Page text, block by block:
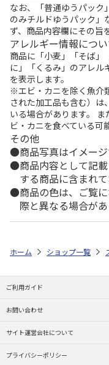
なお、「普通ゆうパック
のみチルドゆうパック」
ず、商品内容欄にその旨
アレルギー情報につ
商品に「小麦」「そば」
に」「くるみ」のアレル
を表示します。
※エビ・カニを除く魚介
された加工品も含む）は
いる場合があります。
ビ・カニを食べている可
その他
商品写真はイメージ
商品内容として記
する商品に含まれて
商品の色は、ご覧
際と異なる場合があ
ホーム ショップ一覧
ご利用ガイド
お問い合わせ
サイト運営会社について
プライバシーポリシー